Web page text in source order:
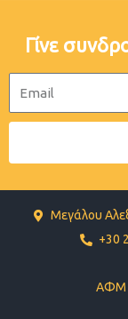
Γίνε
Μεγάλου
+30
ΑΦΜ